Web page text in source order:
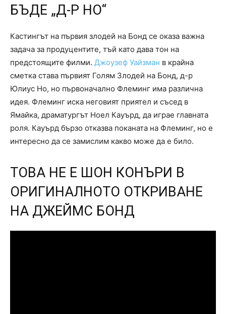
БЪДЕ „Д-Р НО“
Кастингът на първия злодей на Бонд се оказа важна
задача за продуцентите, тъй като дава тон на
предстоящите филми. Джоузеф Уайзман в крайна
сметка става първият Голям Злодей на Бонд, д-р
Юлиус Но, но първоначално Флеминг има различна
идея. Флеминг иска неговият приятел и съсед в
Ямайка, драматургът Ноел Кауърд, да играе главната
роля. Кауърд бързо отказва поканата на Флеминг, но е
интересно да се замислим какво може да е било.
ТОВА НЕ Е ШОН КОНЪРИ В
ОРИГИНАЛНОТО ОТКРИВАНЕ
НА ДЖЕЙМС БОНД